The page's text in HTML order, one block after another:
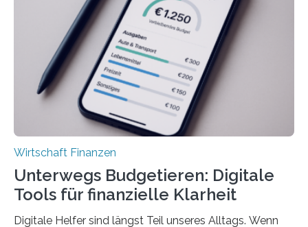
sich den wohlverdienten Jahresurlaub leisten zu
können. Allerdings erhält mit 44 Prozent noch nicht
einmal die Hälfte aller Beschäftigten in der
Privatwirtschaft Urlaubsgeld. Zu diesem…
Wirtschaft Finanzen
Unterwegs Budgetieren: Digitale
Tools für finanzielle Klarheit
Digitale Helfer sind längst Teil unseres Alltags. Wenn